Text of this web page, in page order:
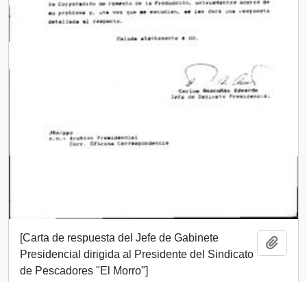
[Carta de respuesta del Jefe de Gabinete
Presidencial dirigida al Presidente del Sindicato
de Pescadores "El Morro"]